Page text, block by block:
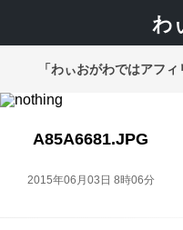
わ
「わぃおがわではアフ
A85A6681.JPG
2015年06月03日 8時06分